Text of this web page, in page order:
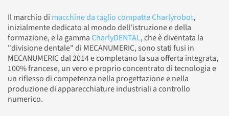
Il marchio di macchine da taglio compatte Charlyrobot,
inizialmente dedicato al mondo dell'istruzione e della
formazione, e la gammaCharlyDENTAL, che è diventata la
"divisione dentale" di MECANUMERIC, sono stati fusi in
MECANUMERIC dal 2014 e completano la sua offerta integrata,
100% francese, un vero e proprio concentrato di tecnologia e
un riflesso di competenza nella progettazione e nella
produzione di apparecchiature industriali a controllo
numerico.